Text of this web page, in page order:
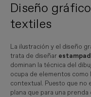
Diseño
textiles
La ilustración y el diseño
trata de diseñar
dominan la técnica del
ocupa de elementos
contextual. Puesto que no
plana que para una prenda